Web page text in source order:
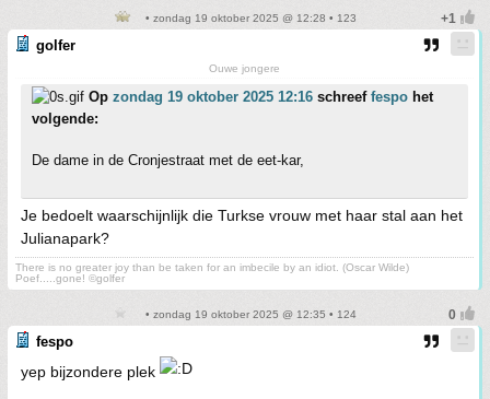
• zondag 19 oktober 2025 @ 12:28 • 123
golfer
Ouwe jongere
Op zondag 19 oktober 2025 12:16 schreef fespo het
volgende:
De dame in de Cronjestraat met de eet-kar,
Je bedoelt waarschijnlijk die Turkse vrouw met haar stal aan het
Julianapark?
There is no greater joy than be taken for an imbecile by an idiot. (Oscar Wilde)
Poef.....gone! ©golfer
• zondag 19 oktober 2025 @ 12:35 • 124
fespo
yep bijzondere plek